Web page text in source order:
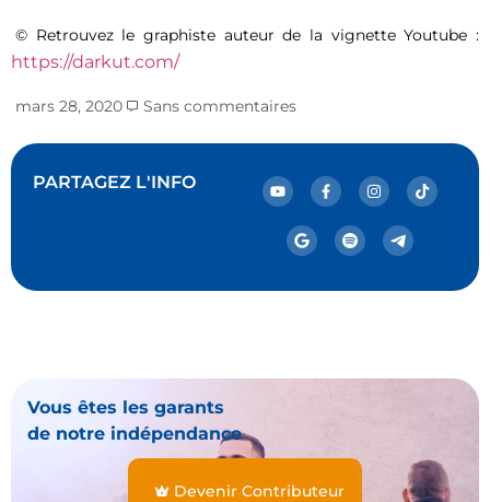
© Retrouvez le graphiste auteur de la vignette Youtube :
https://darkut.com/
mars 28, 2020 Sans commentaires
PARTAGEZ L'INFO
Vous êtes les garants
de notre indépendance
Devenir Contributeur